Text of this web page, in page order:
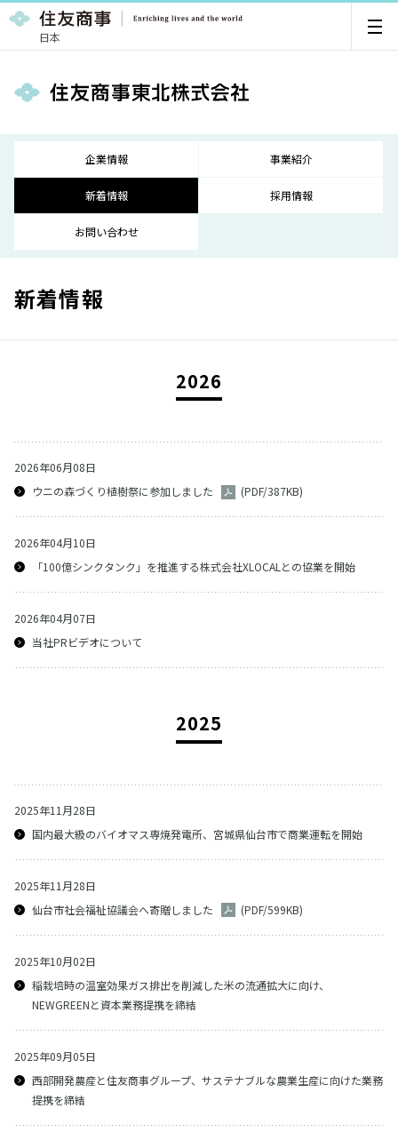
日本
企業情報 事業紹介
新着情報 採用情報
お問い合わせ
新着情報
2026
2026年06月08日
ウニの森づくり植樹祭に参加しました
(PDF/387KB)
2026年04月10日
「100億シンクタンク」を推進する株式会社XLOCALとの協業を開始
2026年04月07日
当社PRビデオについて
2025
2025年11月28日
国内最大級のバイオマス専焼発電所、宮城県仙台市で商業運転を開始
2025年11月28日
仙台市社会福祉協議会へ寄贈しました
(PDF/599KB)
2025年10月02日
稲栽培時の温室効果ガス排出を削減した米の流通拡大に向け、
NEWGREENと資本業務提携を締結
2025年09月05日
西部開発農産と住友商事グループ、サステナブルな農業生産に向けた業務
提携を締結